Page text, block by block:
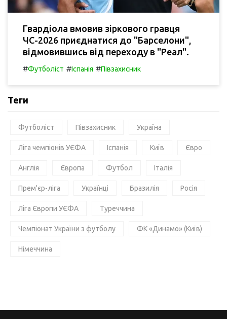
Гвардіола вмовив зіркового гравця
ЧС-2026 приєднатися до "Барселони",
відмовившись від переходу в "Реал".
#Футболіст #Іспанія #Півзахисник
Теги
Футболіст Півзахисник Україна
Ліга чемпіонів УЄФА Іспанія Київ Євро
Англія Європа Футбол Італія
Прем'єр-ліга Українці Бразилія Росія
Ліга Європи УЄФА Туреччина
Чемпіонат України з футболу ФК «Динамо» (Київ)
Німеччина